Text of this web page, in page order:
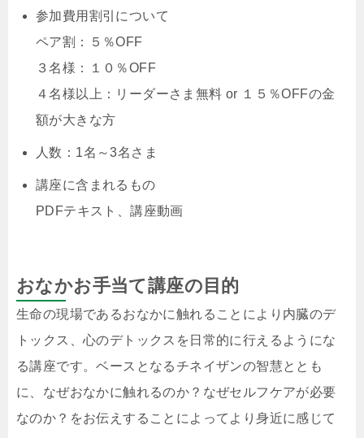
参加費用割引について
ペア割：５％OFF
３名様：１０％OFF
４名様以上：リーダーさま無料 or １５％OFFの金
額が大きな方
人数：1名～3名さま
講座に含まれるもの
PDFテキスト、講座動画
おなかお手当て講座の目的
生命の現場であるおなかに触れることにより内臓のデ
トックス、心のデトックスを日常的に行えるようにな
る講座です。ベースとなるチネイザンの智慧ととも
に、なぜおなかに触れるのか？なぜセルフケアが必要
なのか？をお伝えすることによってより身近に感じて